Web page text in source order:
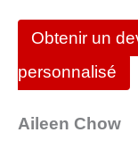
Obtenir un
personnalisé
Aileen Chow